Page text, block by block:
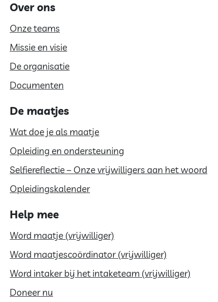
Over ons
Onze teams
Missie en visie
De organisatie
Documenten
De maatjes
Wat doe je als maatje
Opleiding en ondersteuning
Selfiereflectie – Onze vrijwilligers aan het woord
Opleidingskalender
Help mee
Word maatje (vrijwilliger)
Word maatjescoördinator (vrijwilliger)
Word intaker bij het intaketeam (vrijwilliger)
Doneer nu